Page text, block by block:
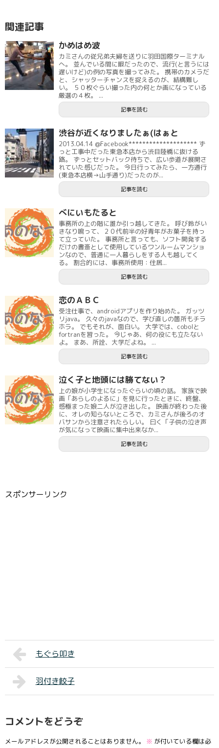
関連記事
かめはめ波
カミさんの従兄弟夫婦を送りに羽田国際ターミナル
へ。 並んでいる間に暇だったので、流行(と言うには
遅いけど)の例の写真を撮ってみた。 携帯のカメラだ
と、シャッターチャンスを捉えるのが、結構難し
い。 ５０枚ぐらい撮った内の何とか画になっている
厳選の４枚。 ...
記事を読む
渋谷が近くなりましたぁ(はぁと
2013.04.14 @Facebook******************** ず
っと工事中だった東急本店から渋目陸橋に抜ける
路。 ずっとセットバック待ちで、広い歩道が展開さ
れていた感じだった。 今日行ってみたら、一方通行
(東急本店横→山手通り)だったのが...
記事を読む
べにいもたると
事務所の上の階に誰か引っ越してきた。 呼び鈴がい
きなり鳴って、２０代前半の好青年がお菓子を持っ
て立っていた。 事務所と言っても、ソフト開発する
だけの書斎として使用しているワンルームマンショ
ンなので、普通に一人暮らしをする人も越してく
る。 割合的には、事務所使用：住居...
記事を読む
恋のＡＢＣ
受注仕事で、androidアプリを作り始めた。 ガッツ
リjava。 久々のjavaなので、学び直しの箇所もチラ
ホラ。 でもそれが、面白い。 大学では、cobolと
fortranを習った。 今じゃあ、何の役にも立たない
よ。 まあ、所詮、大学だよね。 ...
記事を読む
泣く子と地頭には勝てない？
上の娘が小学生になったぐらいの頃の話。 家族で映
画「あらしのよるに」を見に行ったときに、終盤、
感極まった娘二人が泣き出した。 映画が終わった後
に、オレの知らないところで、カミさんが後ろのオ
バサンから注意されたらしい。 曰く「子供の泣き声
が気になって映画に集中出来なか...
記事を読む
スポンサーリンク
もぐら叩き
羽付き餃子
コメントをどうぞ
メールアドレスが公開されることはありません。 ※ が付いている欄は必